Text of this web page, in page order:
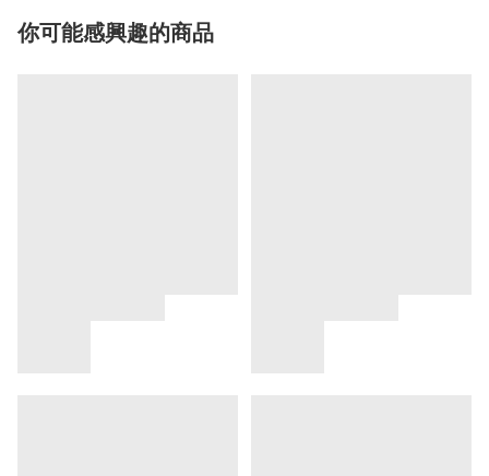
你可能感興趣的商品